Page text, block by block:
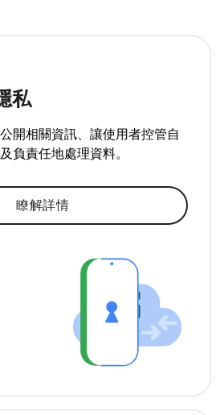
私
開相關資訊、讓使用者控管自
負責任地處理資料。
瞭解詳情